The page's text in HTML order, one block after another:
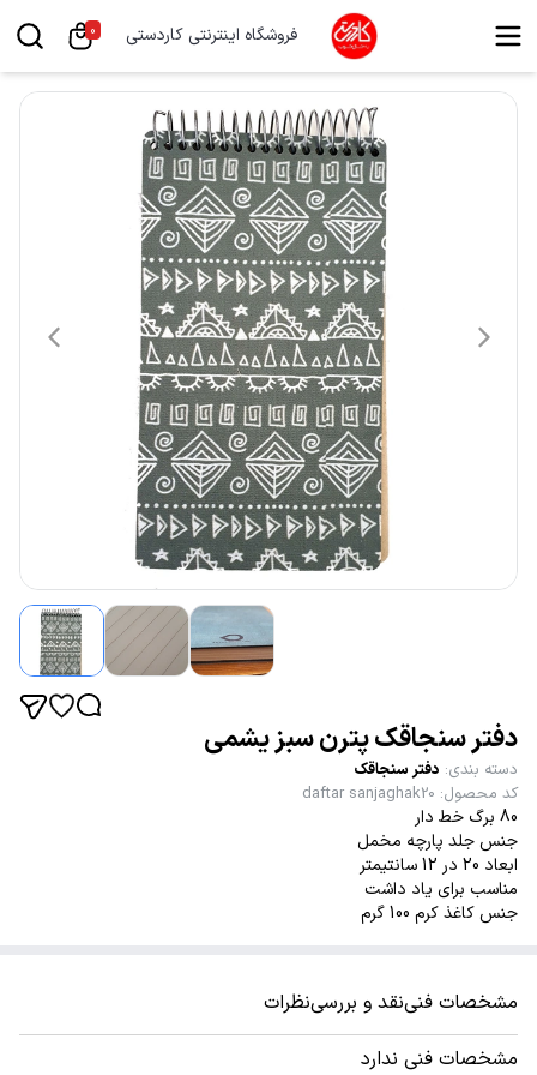
فروشگاه اینترنتی کاردستی 0
دفتر سنجاقک پترن سبز یشمی
دسته بندی: دفتر سنجاقک
کد محصول:
daftar sanjaghak20
80 برگ خط دار
جنس جلد پارچه مخمل
ابعاد 20 در 12 سانتیمتر
مناسب برای یاد داشت
جنس کاغذ کرم 100 گرم
مشخصات فنینقد و بررسینظرات
مشخصات فنی ندارد